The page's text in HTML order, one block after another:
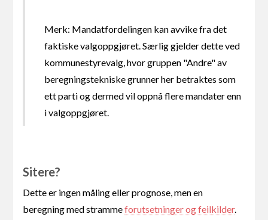
Merk: Mandatfordelingen kan avvike fra det
faktiske valgoppgjøret. Særlig gjelder dette ved
kommunestyrevalg, hvor gruppen "Andre" av
beregningstekniske grunner her betraktes som
ett parti og dermed vil oppnå flere mandater enn
i valgoppgjøret.
Sitere?
Dette er ingen måling eller prognose, men en
beregning med strammeforutsetninger og feilkilder.